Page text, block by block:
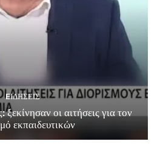
EΙΔΗΣΕΙΣ
ξεκίνησαν οι αιτήσεις για τον
εκπαιδευτικών